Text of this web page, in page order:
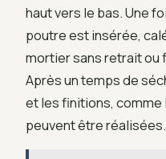
haut vers le bas. Une
poutre est insérée,
mortier sans retrait ou
Après un temps de
et les finitions, comme
peuvent être réalisées.